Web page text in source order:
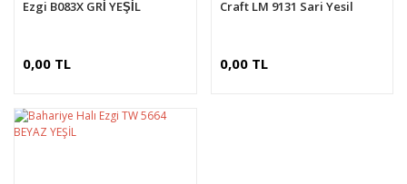
Ezgi B083X GRİ YEŞİL
0,00 TL
Craft LM 9131 Sari Yesil
0,00 TL